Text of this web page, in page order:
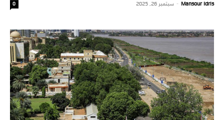
Mansour Idris
- سبتمبر 26, 2025 0